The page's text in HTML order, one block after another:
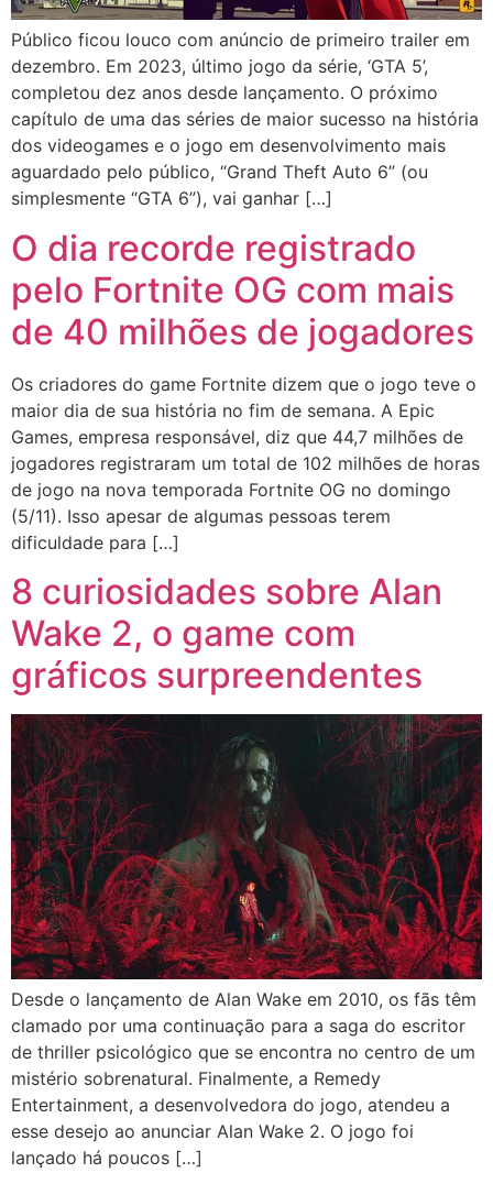
Público ficou louco com anúncio de primeiro trailer em
dezembro. Em 2023, último jogo da série, ‘GTA 5’,
completou dez anos desde lançamento. O próximo
capítulo de uma das séries de maior sucesso na história
dos videogames e o jogo em desenvolvimento mais
aguardado pelo público, “Grand Theft Auto 6” (ou
simplesmente “GTA 6”), vai ganhar […]
O dia recorde registrado
pelo Fortnite OG com mais
de 40 milhões de jogadores
Os criadores do game Fortnite dizem que o jogo teve o
maior dia de sua história no fim de semana. A Epic
Games, empresa responsável, diz que 44,7 milhões de
jogadores registraram um total de 102 milhões de horas
de jogo na nova temporada Fortnite OG no domingo
(5/11). Isso apesar de algumas pessoas terem
dificuldade para […]
8 curiosidades sobre Alan
Wake 2, o game com
gráficos surpreendentes
Desde o lançamento de Alan Wake em 2010, os fãs têm
clamado por uma continuação para a saga do escritor
de thriller psicológico que se encontra no centro de um
mistério sobrenatural. Finalmente, a Remedy
Entertainment, a desenvolvedora do jogo, atendeu a
esse desejo ao anunciar Alan Wake 2. O jogo foi
lançado há poucos […]